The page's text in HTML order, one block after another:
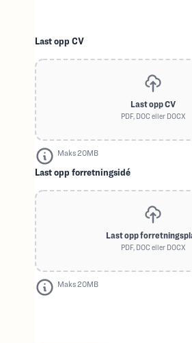
Last opp CV
Last opp CV
PDF, DOC eller DOCX
Maks 20MB
Last opp forretningsidé
Last opp
PDF, DOC eller DOCX
Maks 20MB